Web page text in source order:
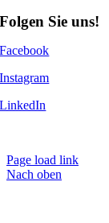
Folgen Sie uns!
Facebook
Instagram
LinkedIn
Page load link
Nach oben